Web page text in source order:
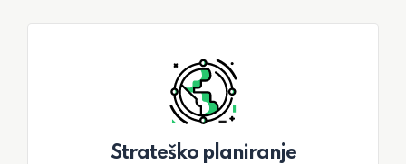
Strateško planiranje